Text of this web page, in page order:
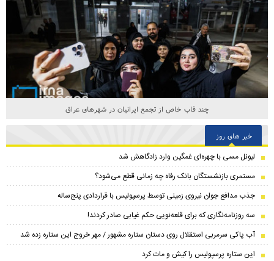
نگاهی از آسمان به یکی از مدرن‌ترین پایتخت‌های جهان
خبر های روز
لیونل مسی با چهره‌ای غمگین وارد زادگاهش شد
مستمری بازنشستگان بانک رفاه چه زمانی قطع می‌شود؟
جذب مدافع جوان نیروی زمینی توسط پرسپولیس با قراردادی پنج‌ساله
سه روزنامه‌نگاری که برای قلعه‌نویی حکم غیابی صادر کردند!
آب پاکی سرمربی استقلال روی دستان ستاره مشهور / مهر خروج این ستاره زده شد
این ستاره پرسپولیس را کیش و مات کرد